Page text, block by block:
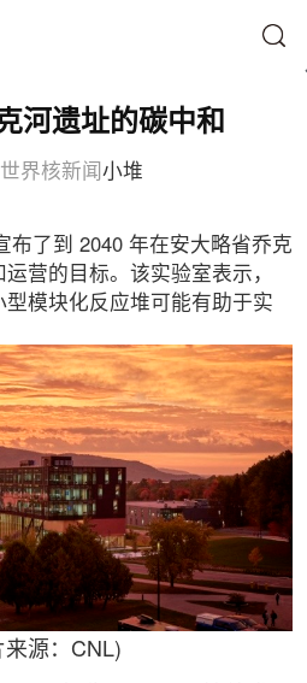
河遗址的碳中和
界核新闻 小堆
布了到 2040 年在安大略省乔克
营的目标。该实验室表示，
模块化反应堆可能有助于实
源：CNL)